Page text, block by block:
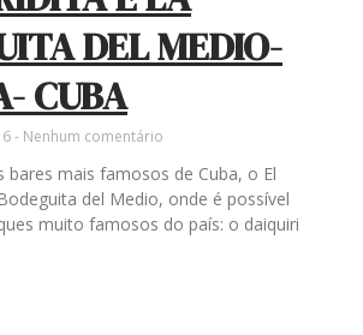
DEL MEDIO-
CUBA
Nenhum comentário
bares mais famosos de Cuba, o El
del Medio, onde é possível
muito famosos do país: o daiquiri